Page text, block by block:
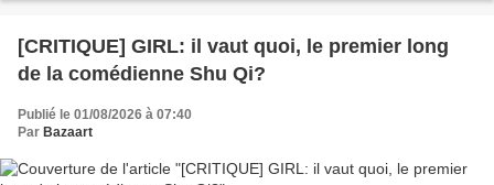
[CRITIQUE] GIRL: il vaut quoi, le premier long
de la comédienne Shu Qi?
Publié le 01/08/2026 à 07:40
Par Bazaart